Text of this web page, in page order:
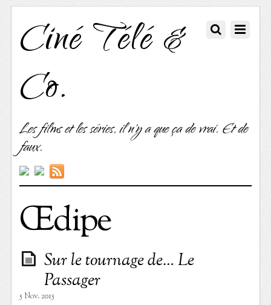
Ciné Télé &
Co.
Les films et les séries, il n'y a que ça de vrai. Et de
faux.
Œdipe
Sur le tournage de… Le
Passager
5 Nov. 2015